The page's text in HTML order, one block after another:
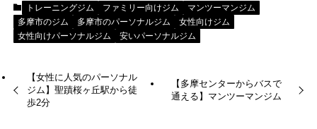
トレーニングジム ファミリー向けジム
マンツーマンジム
多摩市のジム
多摩市のパーソナルジム
女性向けジム
女性向けパーソナルジム
安いパーソナルジム
【女性に人気のパーソナル
ジム】聖蹟桜ヶ丘駅から徒
歩2分
【多摩センターからバスで
通える】マンツーマンジム